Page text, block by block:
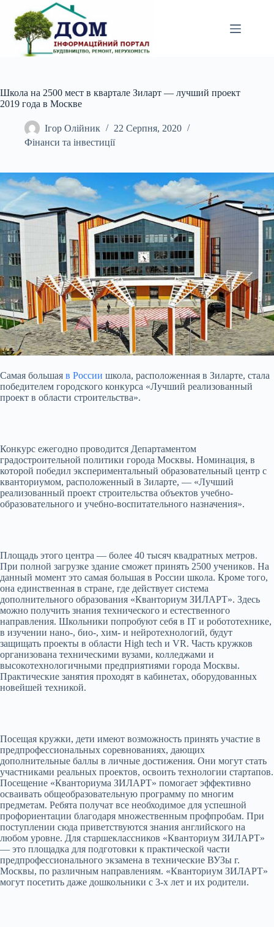
вмісту
Школа на 2500 мест в квартале Зиларт — лучший проект
2019 года в Москве
Ігор Олійник
22 Серпня, 2020
Фінанси та інвестиції
Самая большая в России школа, расположенная в Зиларте, стала
победителем городского конкурса «Лучший реализованный
проект в области строительства».
Конкурс ежегодно проводится Департаментом
градостроительной политики города Москвы. Номинация, в
которой победил экспериментальный образовательный центр с
кванториумом, расположенный в Зиларте, — «Лучший
реализованный проект строительства объектов учебно-
образовательного и учебно-воспитательного назначения».
Площадь этого центра — более 40 тысяч квадратных метров.
При полной загрузке здание сможет принять 2500 учеников. На
данный момент это самая большая в России школа. Кроме того,
она единственная в стране, где действует система
дополнительного образования «Кванториум ЗИЛАРТ». Здесь
можно получить знания технического и естественного
направления. Школьники попробуют себя в IT и робототехнике,
в изучении нано-, био-, хим- и нейротехнологий, будут
защищать проекты в области High tech и VR. Часть кружков
организована техническими вузами, колледжами и
высокотехнологичными предприятиями города Москвы.
Практические занятия проходят в кабинетах, оборудованных
новейшей техникой.
Посещая кружки, дети имеют возможность принять участие в
предпрофессиональных соревнованиях, дающих
дополнительные баллы в личные достижения. Они могут стать
участниками реальных проектов, освоить технологии стартапов.
Посещение «Кванториума ЗИЛАРТ» помогает эффективно
осваивать общеобразовательную программу по многим
предметам. Ребята получат все необходимое для успешной
профориентации благодаря множественным профпробам. При
поступлении сюда приветствуются знания английского на
любом уровне. Для старшеклассников «Кванториум ЗИЛАРТ»
— это площадка для подготовки к практической части
предпрофессионального экзамена в технические ВУЗы г.
Москвы, по различным направлениям. «Кванториум ЗИЛАРТ»
могут посетить даже дошкольники с 3-х лет и их родители.